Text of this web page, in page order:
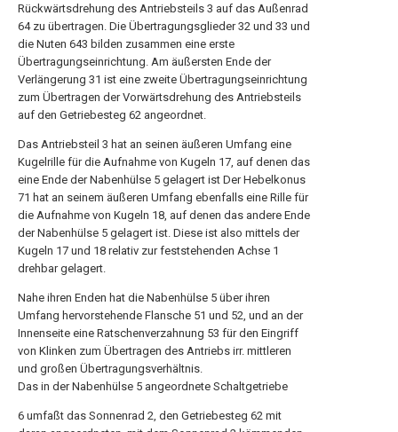
Rückwärtsdrehung des Antriebsteils 3 auf das Außenrad
64 zu übertragen. Die Übertragungsglieder 32 und 33 und
die Nuten 643 bilden zusammen eine erste
Übertragungseinrichtung. Am äußersten Ende der
Verlängerung 31 ist eine zweite Übertragungseinrichtung
zum Übertragen der Vorwärtsdrehung des Antriebsteils
auf den Getriebesteg 62 angeordnet.
Das Antriebsteil 3 hat an seinen äußeren Umfang eine
Kugelrille für die Aufnahme von Kugeln 17, auf denen das
eine Ende der Nabenhülse 5 gelagert ist Der Hebelkonus
71 hat an seinem äußeren Umfang ebenfalls eine Rille für
die Aufnahme von Kugeln 18, auf denen das andere Ende
der Nabenhülse 5 gelagert ist. Diese ist also mittels der
Kugeln 17 und 18 relativ zur feststehenden Achse 1
drehbar gelagert.
Nahe ihren Enden hat die Nabenhülse 5 über ihren
Umfang hervorstehende Flansche 51 und 52, und an der
Innenseite eine Ratschenverzahnung 53 für den Eingriff
von Klinken zum Übertragen des Antriebs irr. mittleren
und großen Übertragungsverhältnis.
Das in der Nabenhülse 5 angeordnete Schaltgetriebe
6 umfaßt das Sonnenrad 2, den Getriebesteg 62 mit